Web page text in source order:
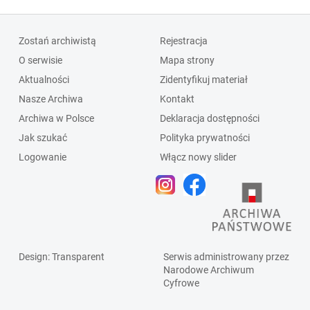
Zostań archiwistą
O serwisie
Aktualności
Nasze Archiwa
Archiwa w Polsce
Jak szukać
Logowanie
Rejestracja
Mapa strony
Zidentyfikuj materiał
Kontakt
Deklaracja dostępności
Polityka prywatności
Włącz nowy slider
Design: Transparent
Serwis administrowany przez
Narodowe Archiwum
Cyfrowe